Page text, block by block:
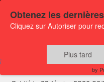
Volatus
Obtenez les
Cliquez sur Autoriser pour
Plus tard
by